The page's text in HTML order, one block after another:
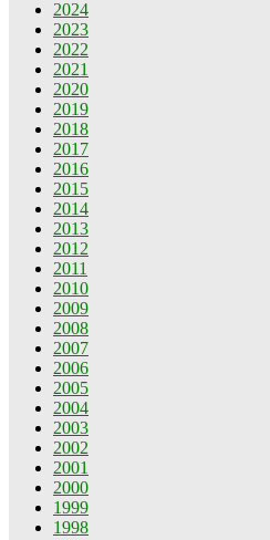
2024
2023
2022
2021
2020
2019
2018
2017
2016
2015
2014
2013
2012
2011
2010
2009
2008
2007
2006
2005
2004
2003
2002
2001
2000
1999
1998